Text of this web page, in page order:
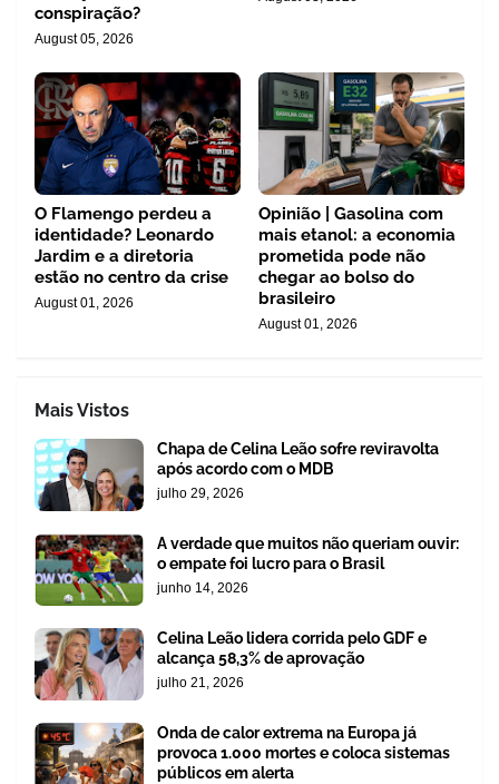
conspiração?
August 05, 2026
O Flamengo perdeu a
identidade? Leonardo
Jardim e a diretoria
estão no centro da crise
August 01, 2026
Opinião | Gasolina com
mais etanol: a economia
prometida pode não
chegar ao bolso do
brasileiro
August 01, 2026
Mais Vistos
Chapa de Celina Leão sofre reviravolta
após acordo com o MDB
julho 29, 2026
A verdade que muitos não queriam ouvir:
o empate foi lucro para o Brasil
junho 14, 2026
Celina Leão lidera corrida pelo GDF e
alcança 58,3% de aprovação
julho 21, 2026
Onda de calor extrema na Europa já
provoca 1.000 mortes e coloca sistemas
públicos em alerta